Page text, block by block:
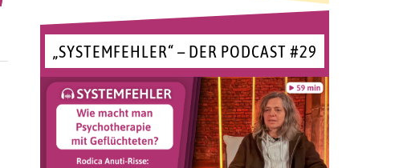
„SYSTEMFEHLER“ – DER PODCAST #29